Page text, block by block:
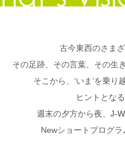
古今東西のさま
その足跡、その言葉、その生
そこから、‘いま’を乗
ヒントとな
週末の夕方から夜、 J-
Newショートプログ